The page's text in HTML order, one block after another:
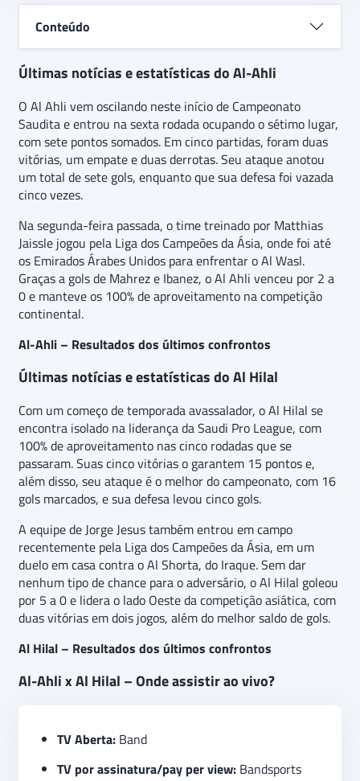
Conteúdo
Últimas notícias e estatísticas do Al-Ahli
O Al Ahli vem oscilando neste início de Campeonato
Saudita e entrou na sexta rodada ocupando o sétimo lugar,
com sete pontos somados. Em cinco partidas, foram duas
vitórias, um empate e duas derrotas. Seu ataque anotou
um total de sete gols, enquanto que sua defesa foi vazada
cinco vezes.
Na segunda-feira passada, o time treinado por Matthias
Jaissle jogou pela Liga dos Campeões da Ásia, onde foi até
os Emirados Árabes Unidos para enfrentar o Al Wasl.
Graças a gols de Mahrez e Ibanez, o Al Ahli venceu por 2 a
0 e manteve os 100% de aproveitamento na competição
continental.
Al-Ahli – Resultados dos últimos confrontos
Últimas notícias e estatísticas do Al Hilal
Com um começo de temporada avassalador, o Al Hilal se
encontra isolado na liderança da Saudi Pro League, com
100% de aproveitamento nas cinco rodadas que se
passaram. Suas cinco vitórias o garantem 15 pontos e,
além disso, seu ataque é o melhor do campeonato, com 16
gols marcados, e sua defesa levou cinco gols.
A equipe de Jorge Jesus também entrou em campo
recentemente pela Liga dos Campeões da Ásia, em um
duelo em casa contra o Al Shorta, do Iraque. Sem dar
nenhum tipo de chance para o adversário, o Al Hilal goleou
por 5 a 0 e lidera o lado Oeste da competição asiática, com
duas vitórias em dois jogos, além do melhor saldo de gols.
Al Hilal – Resultados dos últimos confrontos
Al-Ahli x Al Hilal – Onde assistir ao vivo?
TV Aberta: Band
TV por assinatura/pay per view: Bandsports